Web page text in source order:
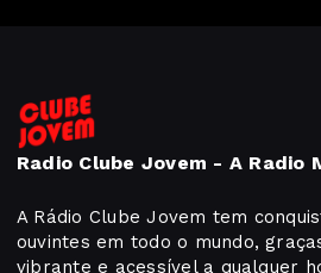
Radio Clube Jovem - A Radio
A Rádio Clube Jovem tem
ouvintes em todo o mundo,
vibrante e acessível a qualquer